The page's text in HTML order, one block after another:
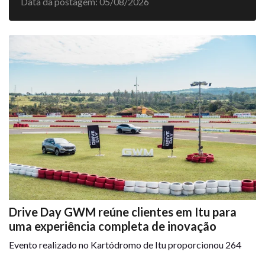
Drive Day GWM reúne clientes em Itu para
uma experiência completa de inovação
Evento realizado no Kartódromo de Itu proporcionou 264